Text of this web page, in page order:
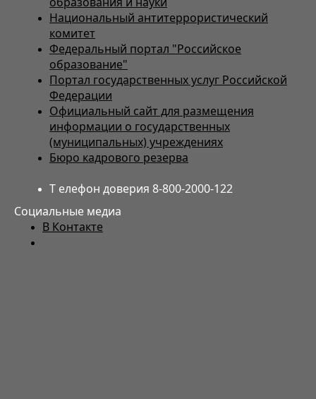
Национальный антитеррористический
комитет
Федеральный портал "Российское
образование"
Портал государственных услуг Российской
Федерации
Официальный сайт для размещения
информации о государственных
(муниципальных) учреждениях
Бюро кадрового резерва
Т елефон доверия 8-800-2000-122
Социальные медиа
В Контакте